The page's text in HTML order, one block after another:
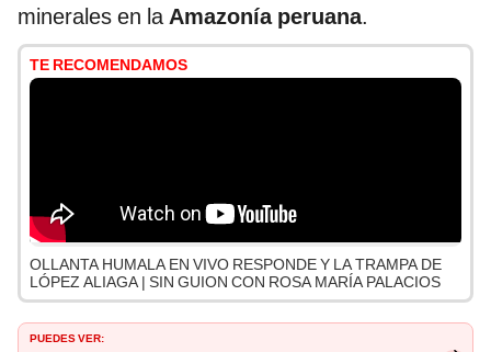
minerales en laAmazonía peruana.
TE RECOMENDAMOS
OLLANTA HUMALA EN VIVO RESPONDE Y LA TRAMPA DE
LÓPEZ ALIAGA | SIN GUION CON ROSA MARÍA PALACIOS
PUEDES VER: